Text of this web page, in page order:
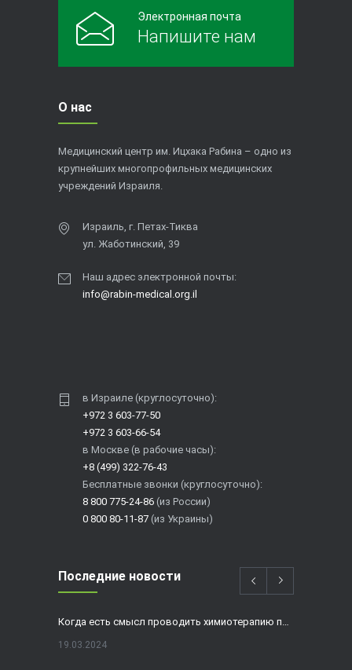
Электронная почта
Напишите нам
О нас
Медицинский центр им. Ицхака Рабина – одно из
крупнейших многопрофильных медицинских
учреждений Израиля.
Израиль, г. Петах-Тиква
ул. Жаботинский, 39
Наш адрес электронной почты:
info@rabin-medical.org.il
в Израиле (круглосуточно):
+972 3 603-77-50
+972 3 603-66-54
в Москве (в рабочие часы):
+8 (499) 322-76-43
Бесплатные звонки (круглосуточно):
8 800 775-24-86 (из России)
0 800 80-11-87 (из Украины)
Последние новости
19.03.2024